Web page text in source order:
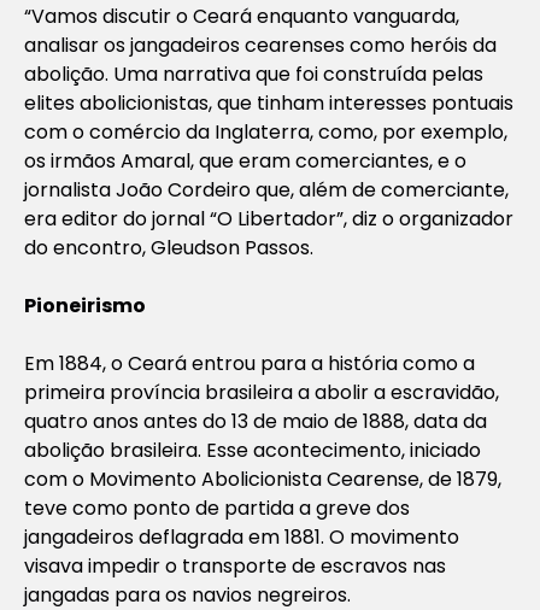
“Vamos discutir o Ceará enquanto vanguarda,
analisar os jangadeiros cearenses como heróis da
abolição. Uma narrativa que foi construída pelas
elites abolicionistas, que tinham interesses pontuais
com o comércio da Inglaterra, como, por exemplo,
os irmãos Amaral, que eram comerciantes, e o
jornalista João Cordeiro que, além de comerciante,
era editor do jornal “O Libertador”, diz o organizador
do encontro, Gleudson Passos.
Pioneirismo
Em 1884, o Ceará entrou para a história como a
primeira província brasileira a abolir a escravidão,
quatro anos antes do 13 de maio de 1888, data da
abolição brasileira. Esse acontecimento, iniciado
com o Movimento Abolicionista Cearense, de 1879,
teve como ponto de partida a greve dos
jangadeiros deflagrada em 1881. O movimento
visava impedir o transporte de escravos nas
jangadas para os navios negreiros.